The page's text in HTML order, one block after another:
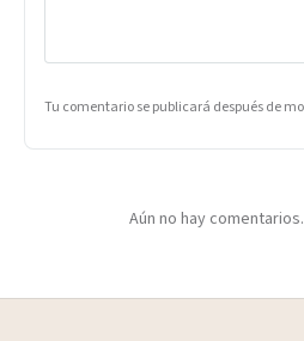
Tu comentario se publicará después de
Aún no hay